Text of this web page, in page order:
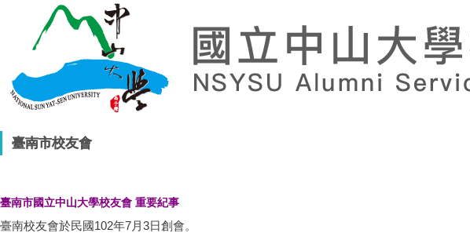
臺南市校友會
臺南市國立中山大學校友會 重要紀事
臺南校友會於民國102年7月3日創會。